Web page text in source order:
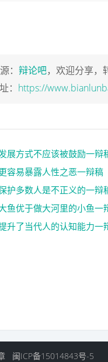
： 辩论吧，欢迎分享，
： https://
展方式不应该被鼓励一辩
容易暴露人性之恶一辩稿
护多数人是不正义的一辩
鱼优于做大河里的小鱼一
升了当代人的认知能力一
闽ICP备15014843号-5